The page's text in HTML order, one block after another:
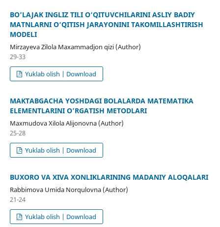
BO‘LAJAK INGLIZ TILI O‘QITUVCHILARINI ASLIY BADIY
MATNLARNI O‘QITISH JARAYONINI TAKOMILLASHTIRISH
MODELI
Mirzayeva Zilola Maxammadjon qizi (Author)
29-33
Yuklab olish | Download
MAKTABGACHA YOSHDAGI BOLALARDA MATEMATIKA
ELEMENTLARINI O’RGATISH METODLARI
Maxmudova Xilola Alijonovna (Author)
25-28
Yuklab olish | Download
BUXORO VA XIVA XONLIKLARINING MADANIY ALOQALARI
Rabbimova Umida Norqulovna (Author)
21-24
Yuklab olish | Download